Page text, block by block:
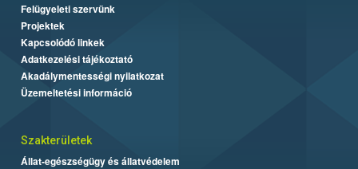
Felügyeleti szervünk
Projektek
Kapcsolódó linkek
Adatkezelési tájékoztató
Akadálymentességi nyilatkozat
Üzemeltetési információ
Szakterületek
Állat-egészségügy és állatvédelem